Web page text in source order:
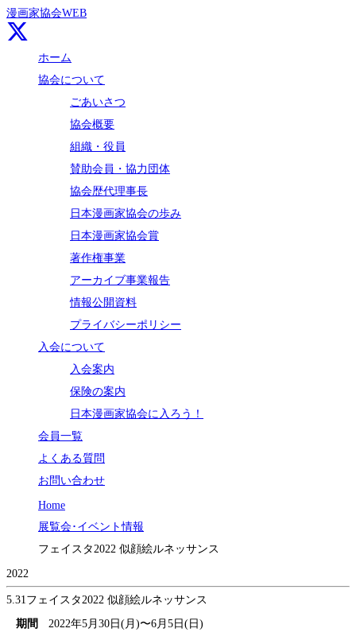
漫画家協会WEB
ホーム
協会について
ごあいさつ
協会概要
組織・役員
賛助会員・協力団体
協会歴代理事長
日本漫画家協会の歩み
日本漫画家協会賞
著作権事業
アーカイブ事業報告
情報公開資料
プライバシーポリシー
入会について
入会案内
保険の案内
日本漫画家協会に入ろう！
会員一覧
よくある質問
お問い合わせ
Home
展覧会･イベント情報
フェイスタ2022 似顔絵ルネッサンス
2022
5.31フェイスタ2022 似顔絵ルネッサンス
期間
2022年5月30日(月)〜6月5日(日)